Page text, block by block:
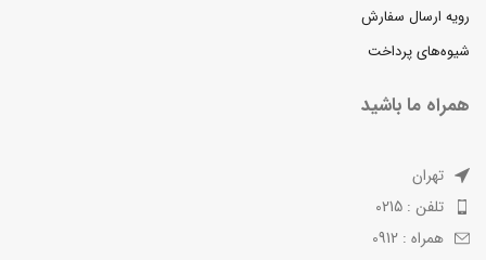
رویه ارسال سفارش
شیوه‌های پرداخت
همراه ما باشید
تهران
تلفن : 0215
همراه : 0912